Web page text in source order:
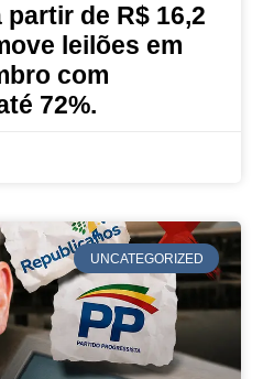
de R$ 16,2
leilões em
com
72%.
UNCATEGORIZED